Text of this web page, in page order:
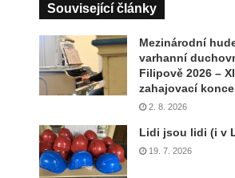
Související články
Mezinárodní
varhanní
Filipově 2026 –
zahajovací
2. 8. 2026
Lidi jsou lidi (i v
19. 7. 2026